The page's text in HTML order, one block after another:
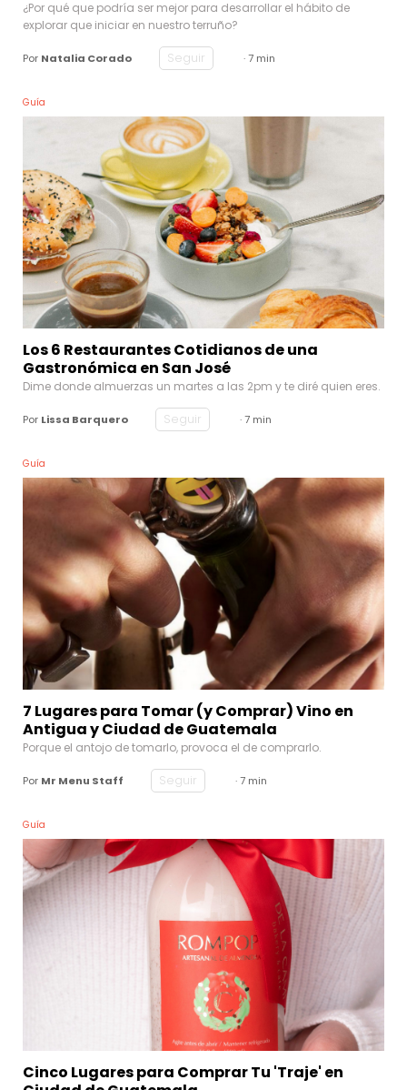
¿Por qué que podría ser mejor para desarrollar el hábito de
explorar que iniciar en nuestro terruño?
Por Natalia Corado Seguir · 7 min
Guía
Los 6 Restaurantes Cotidianos de una
Gastronómica en San José
Dime donde almuerzas un martes a las 2pm y te diré quien eres.
Por Lissa Barquero Seguir · 7 min
Guía
7 Lugares para Tomar (y Comprar) Vino en
Antigua y Ciudad de Guatemala
Porque el antojo de tomarlo, provoca el de comprarlo.
Por Mr Menu Staff Seguir · 7 min
Guía
Cinco Lugares para Comprar Tu 'Traje' en